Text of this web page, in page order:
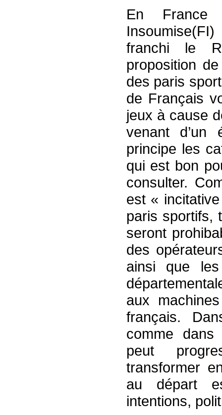
En
franchi le
proposition
des paris
de Français
jeux à cause
venant d’un
principe les
qui est bon
consulter.
est «
paris sportifs,
seront
des
ainsi que
aux
français.
comme dans
peut
transformer
au départ
intentions,